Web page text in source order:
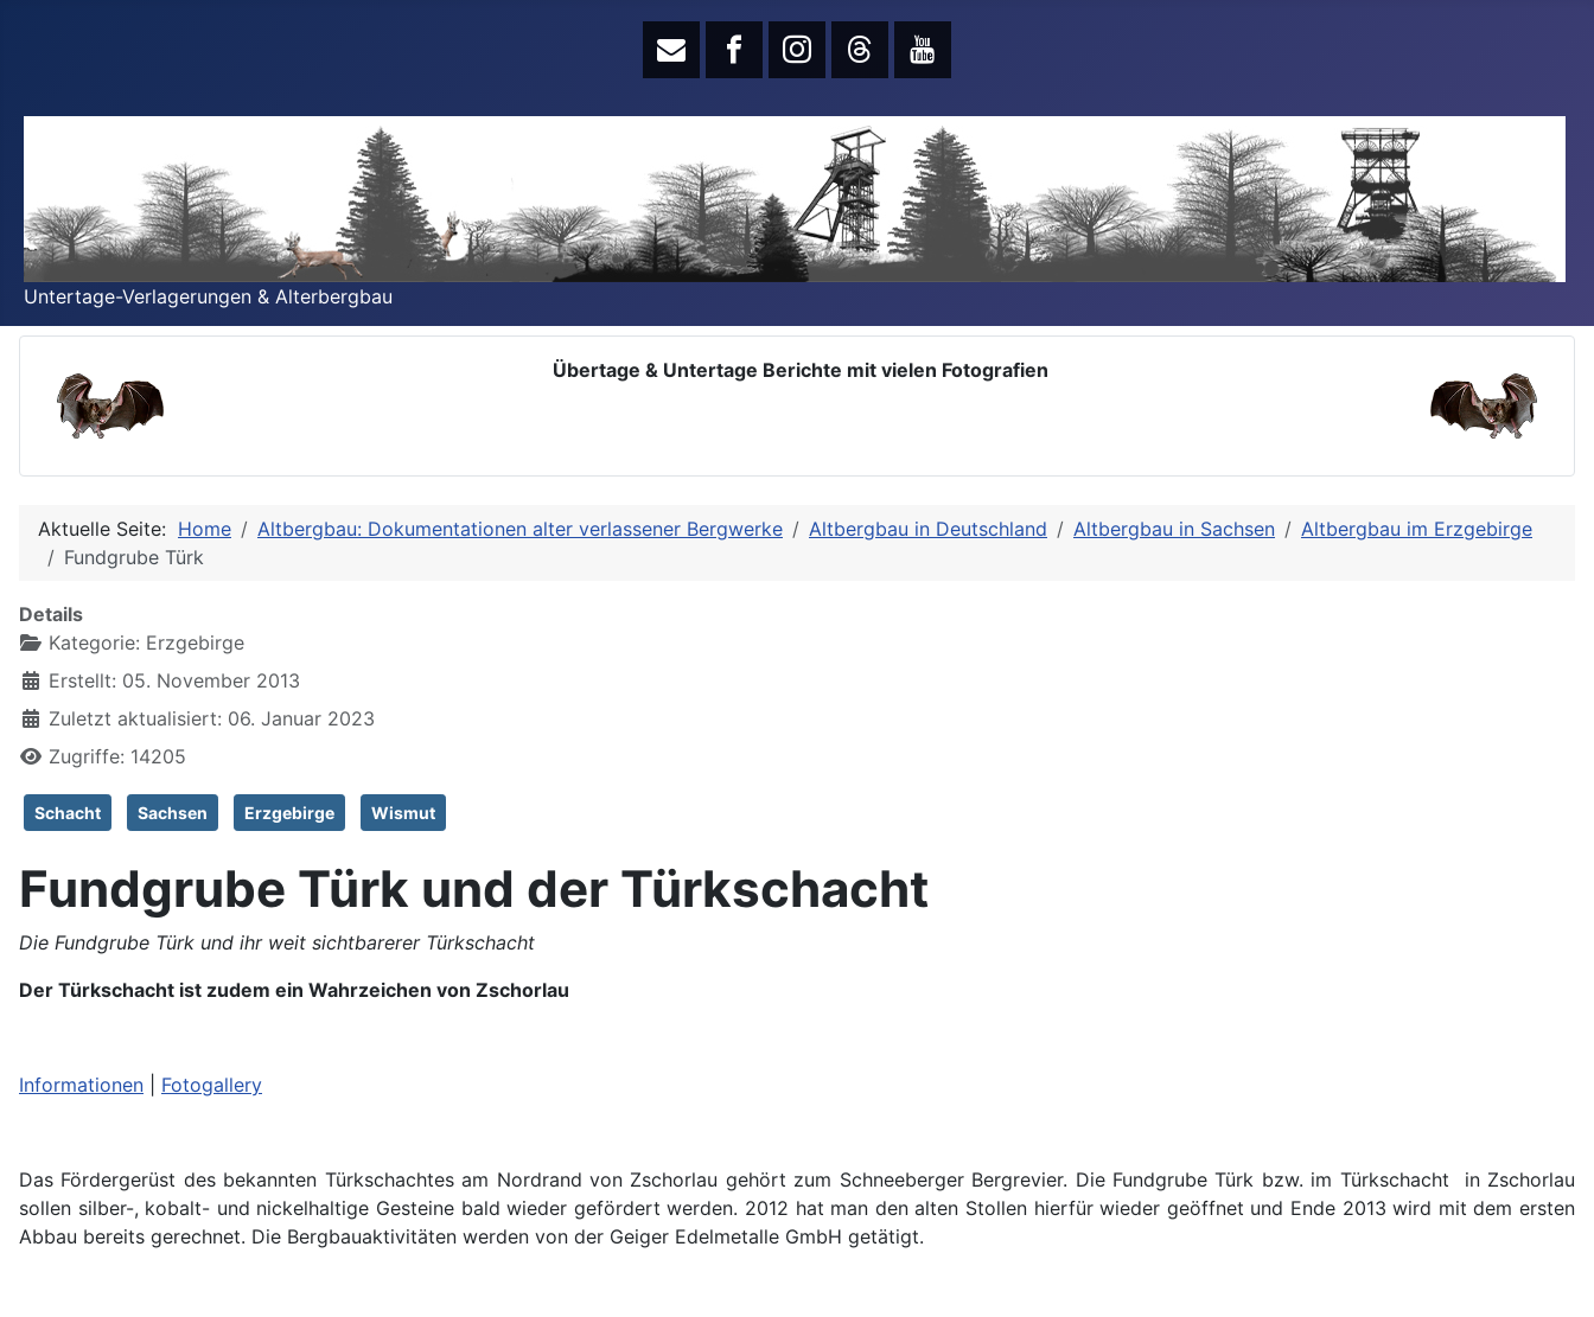
Untertage-Verlagerungen & Alterbergbau
Übertage & Untertage Berichte mit vielen Fotografien
Aktuelle Seite: Home Altbergbau: Dokumentationen alter verlassener Bergwerke Altbergbau in Deutschland Altbergbau in Sachsen
Altbergbau im Erzgebirge
Fundgrube Türk
Details
Kategorie: Erzgebirge
Erstellt: 05. November 2013
Zuletzt aktualisiert: 06. Januar 2023
Zugriffe: 14205
Schacht Sachsen Erzgebirge Wismut
Fundgrube Türk und der Türkschacht
Die Fundgrube Türk und ihr weit sichtbarerer Türkschacht
Der Türkschacht ist zudem ein Wahrzeichen von Zschorlau
Informationen Fotogallery
Das Fördergerüst des bekannten Türkschachtes am Nordrand von Zschorlau gehört zum Schneeberger Bergrevier. Die Fundgrube Türk bzw. im Türkschacht in Zschorlau
sollen silber-, kobalt- und nickelhaltige Gesteine bald wieder gefördert werden. 2012 hat man den alten Stollen hierfür wieder geöffnet und Ende 2013 wird mit dem ersten
Abbau bereits gerechnet. Die Bergbauaktivitäten werden von der Geiger Edelmetalle GmbH getätigt.